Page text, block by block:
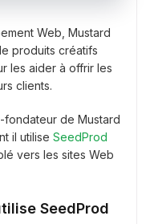
Web, Mustard
produits créatifs
les aider à offrir les
clients.
de Mustard
il utilise SeedProd
vers les sites Web
SeedProd